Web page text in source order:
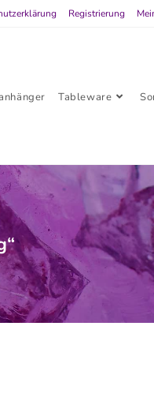
Registrierung
Tableware